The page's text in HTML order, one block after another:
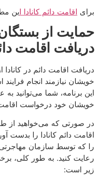
برای اقامت دائم کانادا این
حمایت از
دریافت اقامت
دریافت اقامت دائم در
خویشان نیازمند انجام
این برنامه، شما می‌توانید
خویشان خود درخواست اقامت
در صورتی که می‌خواهید از
اقامت دائم کانادا را بدست
رعایت کنید. به طور کلی،
زیر است: